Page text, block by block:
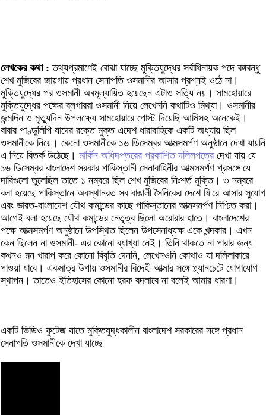
লেখকের কথা :তথ্যপ্রমাণেই বোঝা যাচ্ছে মুক্তিযুদ্ধের সর্বাধিনায়ক পদে বঙ্গবন্ধু
শেখ মুজিবের জায়গায় প্রধান সেনাপতি ওসমানীর আসার প্রশ্নই ওঠে না।
মুক্তিযুদ্ধের পর ওসমানী অবমূল্যায়িত হয়েছেন এটাও সত্যি নয়। সামহোয়ারে
মুক্তিযুদ্ধের পক্ষের ব্লগাররা ওসমানী নিয়ে লেখেননি কথাটিও মিথ্যা। ওসমানীর
জন্মদিন ও মৃত্যুদিন উপলক্ষ্যে সামহোয়ারে পোস্ট দিয়েছি আমিসহ অনেকেই।
বাবার পাণ্ডুলিপি যাদের রক্তে মুক্ত এদেশ ধারাবাহিকে একটি অধ্যায় ছিল
ওসমানীকে নিয়ে। কেনো ওসমানীকে ১৬ ডিসেম্বর আত্মসমর্পণ অনুষ্ঠানে দেখা যায়নি
এ নিয়ে বিতর্ক উঠেছে। মার্কিন অধিদপ্তরের প্রকাশিত দলিলপত্রে দেখা যায় যে
১৬ ডিসেম্বর বাংলাদেশ সরকার পাকিস্তানী সেনাবাহিনীর আত্মসমর্পণ প্রসঙ্গে যে
দাবিগুলো তুলেছিল তাতে ১ নম্বরে ছিল শেখ মুজিবের নিঃশর্ত মুক্তি। ৩ নম্বরে
বলা হয়েছে পাকিস্তানে অবস্থানরত সব বাঙালী সৈনিকের দেশে ফিরে আসার সুযোগ
এবং ভারত-বাংলাদেশ যৌথ কমান্ডের কাছে পাকিস্তানের আত্মসমর্পণ নিশ্চিত করা।
আগেই বলা হয়েছে যৌথ কমান্ডের নেতৃত্ব ছিলো অরোরার হাতে। বাংলাদেশের
পক্ষে আত্মসমর্পণ অনুষ্ঠানে উপস্থিত ছিলেন উপসেনাধ্যক্ষ একে খন্দকার। এখন
কেন ছিলেন না ওসমানী- এর কোনো ব্যাখ্যা নেই। তিনি থাকতে না পারার জন্য
কখনও মন খারাপ করে কোনো বিবৃতি দেননি, লেখেনওনি কোথাও যা দলিলাকারে
পাওয়া যাবে। একমাত্র উপায় ওসমানীর বিদেহী আত্মার সঙ্গে প্ল্যানচেটে যোগাযোগ
স্থাপন। তাতেও ইতিহাসের কোনো হরফ বদলাবে না বলেই আমার ধারণা।
একটি ভিডিও ফুটেজ যাতে মুক্তিযুদ্ধকালীন বাংলাদেশ সরকারের সঙ্গে প্রধান
সেনাপতি ওসমানীকে দেখা যাচ্ছে